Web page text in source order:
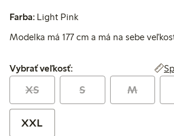
Farba: Light Pink
Modelka má 177 cm a má na sebe
Vybrať veľkosť:
Vybrať veľkosť:
XS S M
XXL